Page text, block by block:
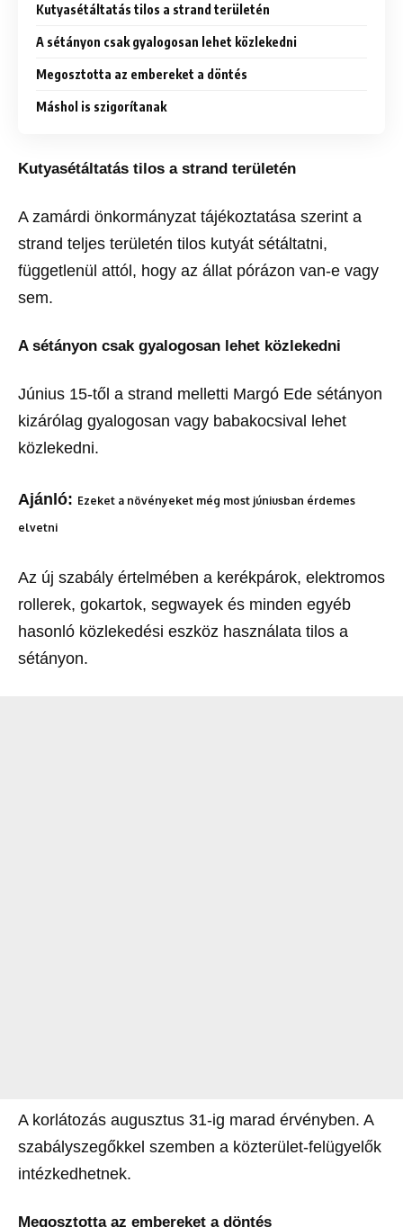
Kutyasétáltatás tilos a strand területén
A sétányon csak gyalogosan lehet közlekedni
Megosztotta az embereket a döntés
Máshol is szigorítanak
Kutyasétáltatás tilos a strand területén
A zamárdi önkormányzat tájékoztatása szerint a
strand teljes területén tilos kutyát sétáltatni,
függetlenül attól, hogy az állat pórázon van-e vagy
sem.
A sétányon csak gyalogosan lehet közlekedni
Június 15-től a strand melletti Margó Ede sétányon
kizárólag gyalogosan vagy babakocsival lehet
közlekedni.
Ajánló: Ezeket a növényeket még most júniusban érdemes
elvetni
Az új szabály értelmében a kerékpárok, elektromos
rollerek, gokartok, segwayek és minden egyéb
hasonló közlekedési eszköz használata tilos a
sétányon.
A korlátozás augusztus 31-ig marad érvényben. A
szabályszegőkkel szemben a közterület-felügyelők
intézkedhetnek.
Megosztotta az embereket a döntés